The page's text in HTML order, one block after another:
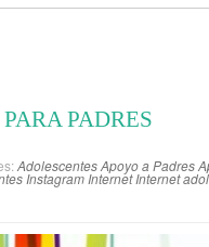
PADRES
AdolescentesApoyo a Padres
Instagram Internet Internet